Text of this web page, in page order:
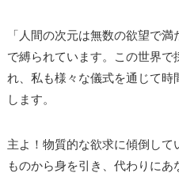
「人間の次元は無数の欲望で
で縛られています。この世界で
れ、私も様々な儀式を通じて
します。
主よ！物質的な欲求に傾倒して
ものから身を引き、代わりに